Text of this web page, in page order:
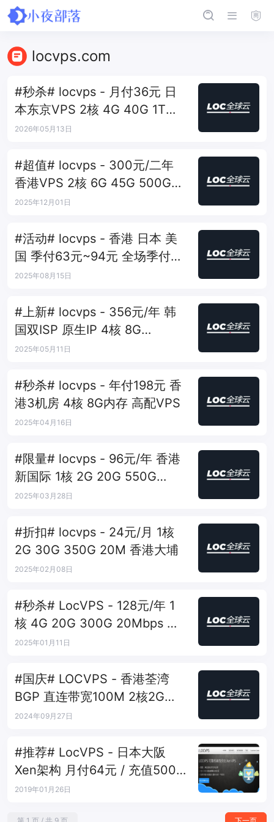
locvps.com
#秒杀# locvps - 月付36元 日
本东京VPS 2核 4G 40G 1T
450Mbps
2026年05月13日
#超值# locvps - 300元/二年
香港VPS 2核 6G 45G 500G
50Mbps
2025年12月01日
#活动# locvps - 香港 日本 美
国 季付63元~94元 全场季付七
折
2025年08月15日
#上新# locvps - 356元/年 韩
国双ISP 原生IP 4核 8G
300Mbps
2025年05月11日
#秒杀# locvps - 年付198元 香
港3机房 4核 8G内存 高配VPS
2025年04月16日
#限量# locvps - 96元/年 香港
新国际 1核 2G 20G 550G
150Mbps
2025年03月28日
#折扣# locvps - 24元/月 1核
2G 30G 350G 20M 香港大埔
2025年02月08日
#秒杀# LocVPS - 128元/年 1
核 4G 20G 300G 20Mbps 韩
国BGP
2025年01月11日
#国庆# LOCVPS - 香港荃湾
BGP 直连带宽100M 2核2G内
存 年付80元
2024年09月27日
#推荐# LocVPS - 日本大阪
Xen架构 月付64元 / 充值500
送50 充值1000送150
2019年01月26日